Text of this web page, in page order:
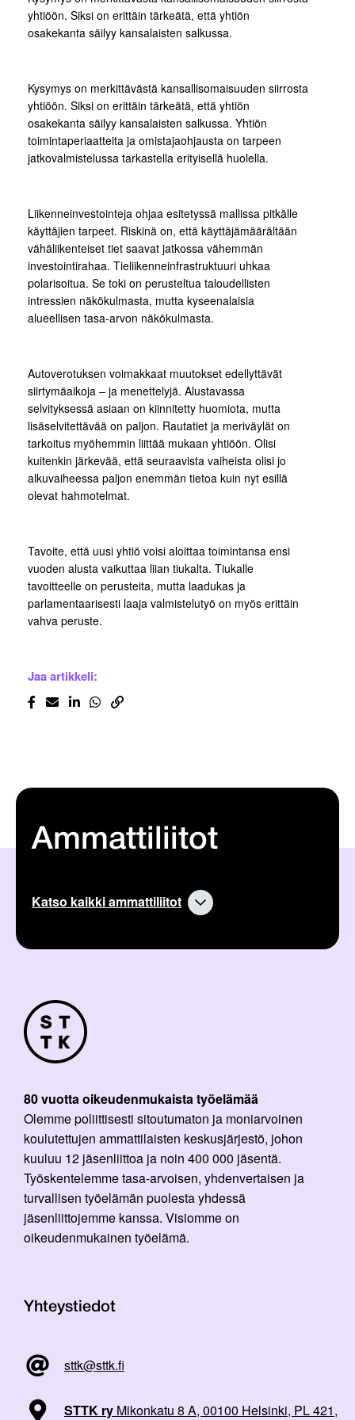
yhtiöön. Siksi on erittäin tärkeätä, että yhtiön
osakekanta säilyy kansalaisten salkussa.
Kysymys on merkittävästä kansallisomaisuuden siirrosta
yhtiöön. Siksi on erittäin tärkeätä, että yhtiön
osakekanta säilyy kansalaisten salkussa. Yhtiön
toimintaperiaatteita ja omistajaohjausta on tarpeen
jatkovalmistelussa tarkastella erityisellä huolella.
Liikenneinvestointeja ohjaa esitetyssä mallissa pitkälle
käyttäjien tarpeet. Riskinä on, että käyttäjämäärältään
vähäliikenteiset tiet saavat jatkossa vähemmän
investointirahaa. Tieliikenneinfrastruktuuri uhkaa
polarisoitua. Se toki on perusteltua taloudellisten
intressien näkökulmasta, mutta kyseenalaisia
alueellisen tasa-arvon näkökulmasta.
Autoverotuksen voimakkaat muutokset edellyttävät
siirtymäaikoja – ja menettelyjä. Alustavassa
selvityksessä asiaan on kiinnitetty huomiota, mutta
lisäselvitettävää on paljon. Rautatiet ja meriväylät on
tarkoitus myöhemmin liittää mukaan yhtiöön. Olisi
kuitenkin järkevää, että seuraavista vaiheista olisi jo
alkuvaiheessa paljon enemmän tietoa kuin nyt esillä
olevat hahmotelmat.
Tavoite, että uusi yhtiö voisi aloittaa toimintansa ensi
vuoden alusta vaikuttaa liian tiukalta. Tiukalle
tavoitteelle on perusteita, mutta laadukas ja
parlamentaarisesti laaja valmistelutyö on myös erittäin
vahva peruste.
Jaa artikkeli:
Ammattiliitot
Katso kaikki ammattiliitot
80 vuotta oikeudenmukaista työelämää
Olemme poliittisesti sitoutumaton ja moniarvoinen
koulutettujen ammattilaisten keskusjärjestö, johon
kuuluu 12 jäsenliittoa ja noin 400 000 jäsentä.
Työskentelemme tasa-arvoisen, yhdenvertaisen ja
turvallisen työelämän puolesta yhdessä
jäsenliittojemme kanssa. Visiomme on
oikeudenmukainen työelämä.
Yhteystiedot
sttk@sttk.fi
STTK ry Mikonkatu 8 A, 00100 Helsinki, PL 421,